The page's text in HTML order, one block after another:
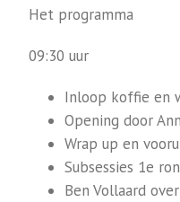
Het programma
09:30 uur
Inloop koffie en
Opening door
Wrap up en
Subsessies 1e
Ben Vollaard